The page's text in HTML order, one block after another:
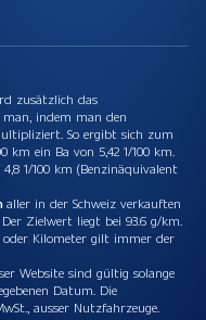
zusätzlich das
indem man den
So ergibt sich zum
km ein Ba von 5,42 1/100 km.
1/100 km (Benzinäquivalent
aller in der Schweiz verkauften
Zielwert liegt bei 93.6 g/km.
oder Kilometer gilt immer der
Website sind gültig solange
Datum. Die
ausser Nutzfahrzeuge.